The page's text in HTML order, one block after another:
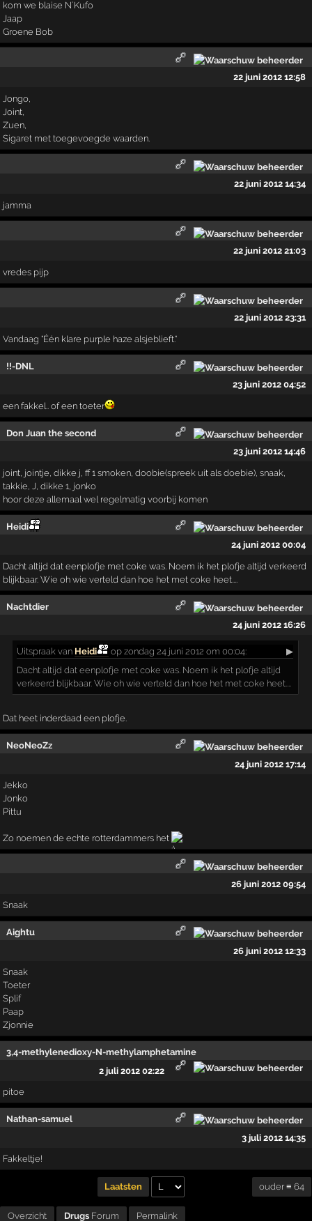
kom we blaise N´Kufo
Jaap
Groene Bob
22 juni 2012 12:58
Jongo,
Joint,
Zuen,
Sigaret met toegevoegde waarden.
22 juni 2012 14:34
jamma
22 juni 2012 21:03
vredes pijp
22 juni 2012 23:31
Vandaag "Één klare purple haze alsjeblieft."
!!-DNL
23 juni 2012 04:52
een fakkel.. of een toeter
Don Juan the second
23 juni 2012 14:46
joint, jointje, dikke j, ff 1 smoken, doobie(spreek uit als doebie), snaak,
takkie, J, dikke 1, jonko
hoor deze allemaal wel regelmatig voorbij komen
Heidi
24 juni 2012 00:04
Dacht altijd dat eenplofje met coke was. Noem ik het plofje altijd verkeerd
blijkbaar. Wie oh wie verteld dan hoe het met coke heet....
Nachtdier
24 juni 2012 16:26
Uitspraak van Heidi op zondag 24 juni 2012 om 00:04:
▶
Dacht altijd dat eenplofje met coke was. Noem ik het plofje altijd
verkeerd blijkbaar. Wie oh wie verteld dan hoe het met coke heet....
Dat heet inderdaad een plofje.
NeoNeoZz
24 juni 2012 17:14
Jekko
Jonko
Pittu
Zo noemen de echte rotterdammers het
26 juni 2012 09:54
Snaak
Aightu
26 juni 2012 12:33
Snaak
Toeter
Splif
Paap
Zjonnie
3,4-methylenedioxy-N-methylamphetamine
2 juli 2012 02:22
pitoe
Nathan-samuel
3 juli 2012 14:35
Fakkeltje!
Laatsten ouder ≡ 64
Overzicht Drugs Forum Permalink